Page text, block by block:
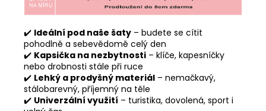
✔️ Ideální pod naše šaty – budete se cítit
pohodlně a sebevědomě celý den
✔️ Kapsička na nezbytnosti – klíče, kapesníčky
nebo drobnosti stále při ruce
✔️ Lehký a prodyšný materiál – nemačkavý,
stálobarevný, příjemný na těle
✔️ Univerzální využití – turistika, dovolená, sport i